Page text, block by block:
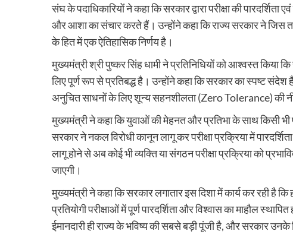
संघ के पदाधिकारियों ने कहा कि सरकार द्वारा परीक्षा की
और आशा का संचार करते हैं। उन्होंने कहा कि राज्य सरकार ने जिस
के हित में एक ऐतिहासिक निर्णय है।
मुख्यमंत्री श्री पुष्कर सिंह धामी ने प्रतिनिधियों को आश्वस्त किया
लिए पूर्ण रूप से प्रतिबद्ध है। उन्होंने कहा कि सरकार का स्पष्ट संदेश है
अनुचित साधनों के लिए शून्य सहनशीलता (Zero Tolerance) की
मुख्यमंत्री ने कहा कि युवाओं की मेहनत और प्रतिभा के साथ किसी भी
सरकार ने नकल विरोधी कानून लागू कर परीक्षा प्रक्रिया में
लागू होने से अब कोई भी व्यक्ति या संगठन परीक्षा प्रक्रिया को
जाएगी।
मुख्यमंत्री ने कहा कि सरकार लगातार इस दिशा में कार्य कर रही है
प्रतियोगी परीक्षाओं में पूर्ण पारदर्शिता और विश्वास का माहौल
ईमानदारी ही राज्य के भविष्य की सबसे बड़ी पूंजी है, और सरकार उनके